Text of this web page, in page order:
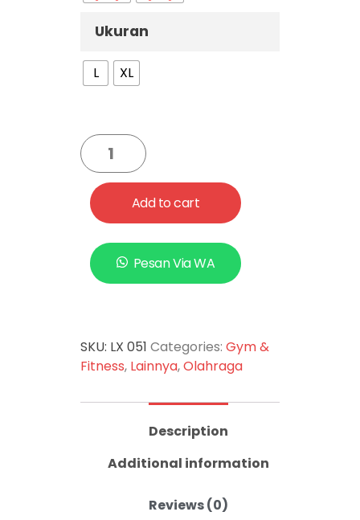
Ukuran
L XL
Add to cart
Pesan Via WA
SKU: LX 051 Categories: Gym &
Fitness, Lainnya,Olahraga
Description
Additional information
Reviews (0)